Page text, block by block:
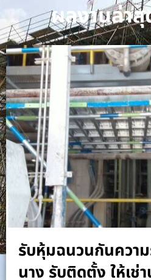
ผลงานล่าสุ
รับหุ้มฉนวนกันควา
นาง รับติดตั้ง ให้เช่